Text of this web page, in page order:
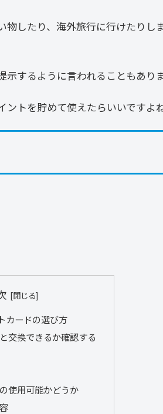
したり、海外旅行に行けたりし
するように言われることもありま
トを貯めて使えたらいいですよね
カードの選び方
交換できるか確認する
使用可能かどうか